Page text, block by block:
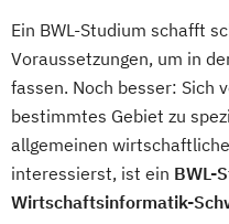
Ein BWL-Studium schafft
Voraussetzungen, um in
fassen. Noch besser: Sich
bestimmtes Gebiet zu
allgemeinen
interessierst, ist ein BWL-
Wirtschaftsinformatik-